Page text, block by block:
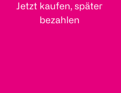
Jetzt kaufen, später
bezahlen